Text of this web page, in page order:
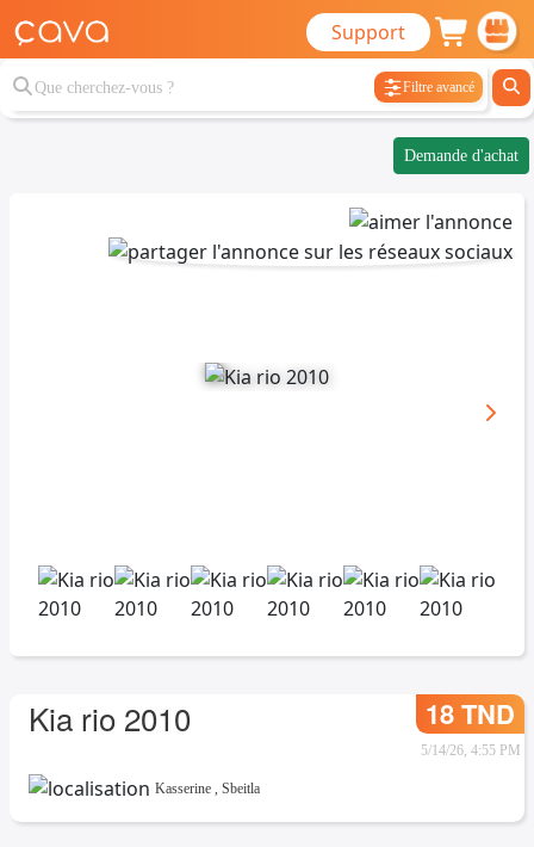
Support
Filtre avancé
Demande d'achat
Kia rio 2010 18 TND
5/14/26, 4:55 PM
Kasserine , Sbeitla